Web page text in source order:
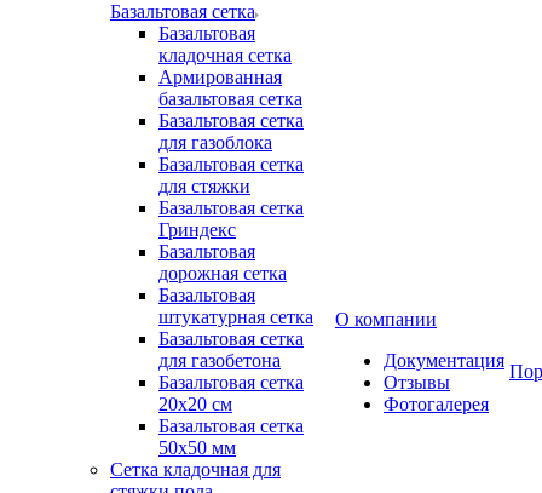
Базальтовая сетка
Базальтовая
кладочная сетка
Армированная
базальтовая сетка
Базальтовая сетка
для газоблока
Базальтовая сетка
для стяжки
Базальтовая сетка
Гриндекс
Базальтовая
дорожная сетка
Базальтовая
штукатурная сетка
Базальтовая сетка
для газобетона
Базальтовая сетка
20x20 см
Базальтовая сетка
50x50 мм
Сетка кладочная для
О компании
Документация
Отзывы
Фотогалерея